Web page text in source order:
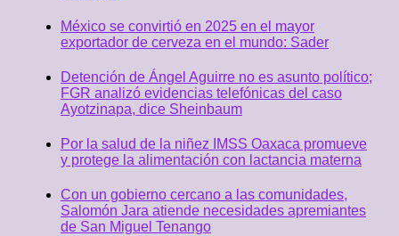
México se convirtió en 2025 en el mayor
exportador de cerveza en el mundo: Sader
Detención de Ángel Aguirre no es asunto político;
FGR analizó evidencias telefónicas del caso
Ayotzinapa, dice Sheinbaum
Por la salud de la niñez IMSS Oaxaca promueve
y protege la alimentación con lactancia materna
Con un gobierno cercano a las comunidades,
Salomón Jara atiende necesidades apremiantes
de San Miguel Tenango